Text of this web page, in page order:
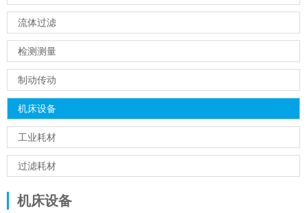
流体过滤
检测测量
制动传动
机床设备
工业耗材
过滤耗材
机床设备